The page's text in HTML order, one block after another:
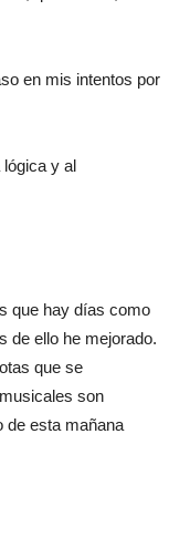
en mis intentos por
y al
que hay días como
de ello he mejorado.
que se
son
de esta mañana